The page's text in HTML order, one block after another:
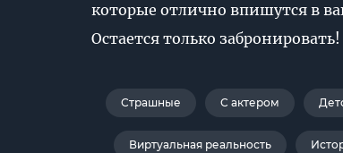
которые отлично впишутся в
Остается только забронировать!
Страшные С актером
Виртуальная реальность